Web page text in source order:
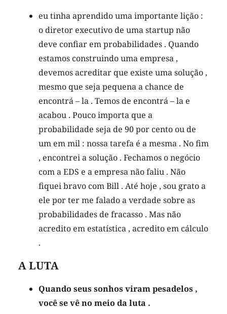
eu tinha aprendido uma importante lição :
o diretor executivo de uma startup não
deve confiar em probabilidades . Quando
estamos construindo uma empresa ,
devemos acreditar que existe uma solução ,
mesmo que seja pequena a chance de
encontrá – la . Temos de encontrá – la e
acabou . Pouco importa que a
probabilidade seja de 90 por cento ou de
um em mil : nossa tarefa é a mesma . No fim
, encontrei a solução . Fechamos o negócio
com a EDS e a empresa não faliu . Não
fiquei bravo com Bill . Até hoje , sou grato a
ele por ter me falado a verdade sobre as
probabilidades de fracasso . Mas não
acredito em estatística , acredito em cálculo
.
A LUTA
Quando seus sonhos viram pesadelos ,
você se vê no meio da luta .